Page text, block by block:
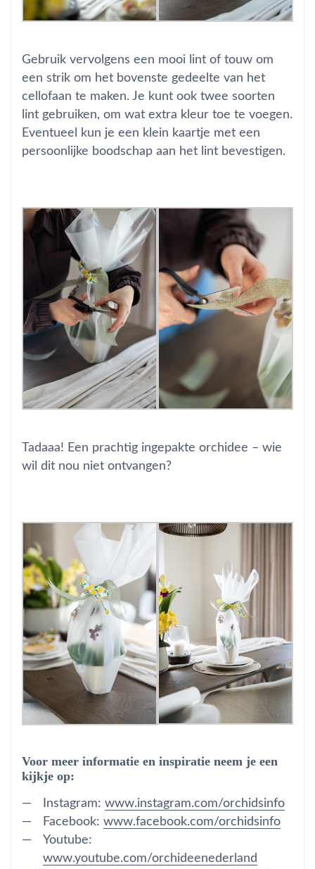
Gebruik vervolgens een mooi lint of touw om
een strik om het bovenste gedeelte van het
cellofaan te maken. Je kunt ook twee soorten
lint gebruiken, om wat extra kleur toe te voegen.
Eventueel kun je een klein kaartje met een
persoonlijke boodschap aan het lint bevestigen.
Tadaaa! Een prachtig ingepakte orchidee – wie
wil dit nou niet ontvangen?
Voor meer informatie en inspiratie neem je een
kijkje op:
Instagram: www.instagram.com/orchidsinfo
Facebook: www.facebook.com/orchidsinfo
Youtube:
www.youtube.com/orchideenederland